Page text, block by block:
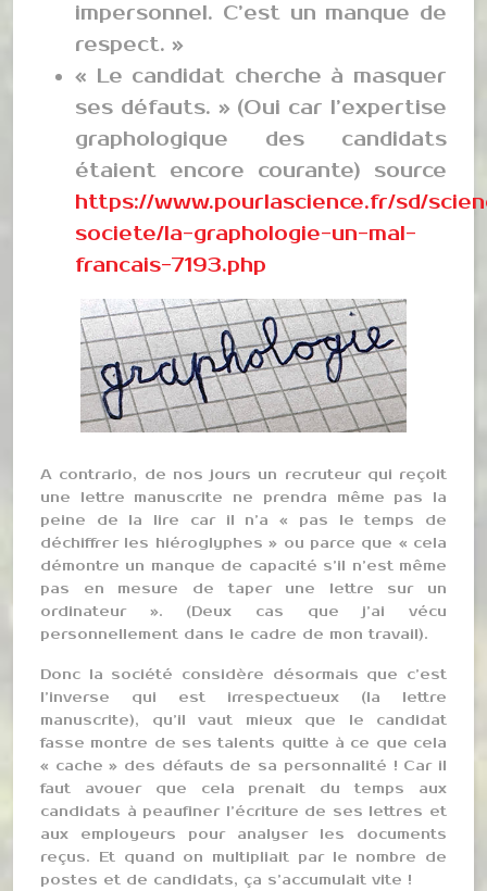
impersonnel. C’est un manque de
respect. »
« Le candidat cherche à masquer
ses défauts. » (Oui car l’expertise
graphologique des candidats
étaient encore courante) source
https://www.pourlascience.fr/sd/
societe/la-graphologie-un-mal-
francais-7193.php
A contrario, de nos jours un recruteur qui reçoit
une lettre manuscrite ne prendra même pas la
peine de la lire car il n’a « pas le temps de
déchiffrer les hiéroglyphes » ou parce que « cela
démontre un manque de capacité s’il n’est même
pas en mesure de taper une lettre sur un
ordinateur ». (Deux cas que j’ai vécu
personnellement dans le cadre de mon travail).
Donc la société considère désormais que c’est
l’inverse qui est irrespectueux (la lettre
manuscrite), qu’il vaut mieux que le candidat
fasse montre de ses talents quitte à ce que cela
« cache » des défauts de sa personnalité ! Car il
faut avouer que cela prenait du temps aux
candidats à peaufiner l’écriture de ses lettres et
aux employeurs pour analyser les documents
reçus. Et quand on multipliait par le nombre de
postes et de candidats, ça s’accumulait vite !